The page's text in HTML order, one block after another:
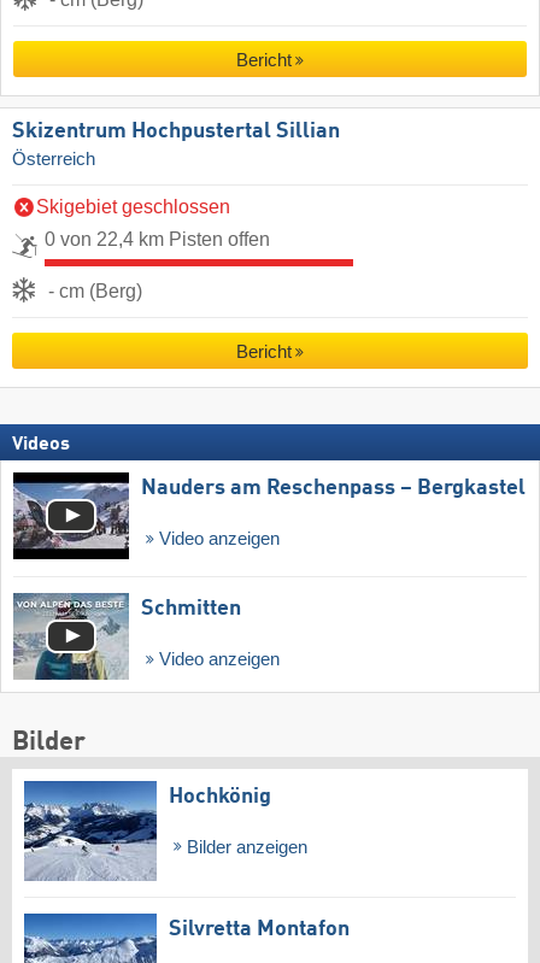
Bericht
Skizentrum Hochpustertal Sillian
Österreich
Skigebiet geschlossen
0 von 22,4 km Pisten offen
- cm (Berg)
Bericht
Videos
Nauders am Reschenpass – Bergkastel
Video anzeigen
Schmitten
Video anzeigen
Bilder
Hochkönig
Bilder anzeigen
Silvretta Montafon